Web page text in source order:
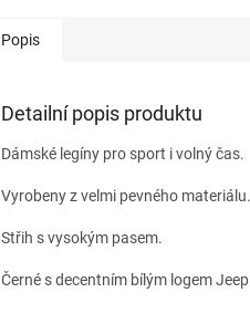
Popis
Detailní popis produktu
Dámské legíny pro sport i volný čas.
Vyrobeny z velmi pevného
Střih s vysokým pasem.
Černé s decentním bílým logem Jeep